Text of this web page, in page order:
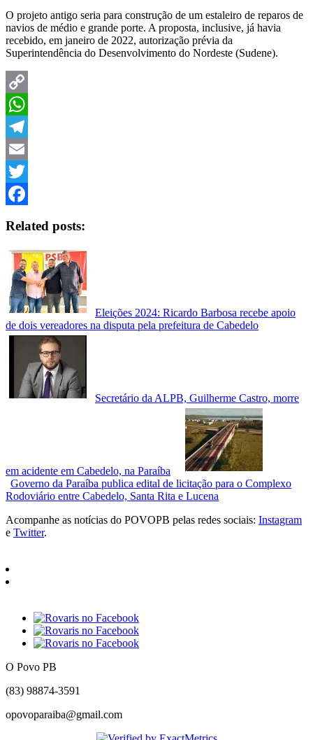
O projeto antigo seria para construção de um estaleiro de reparos de
navios de médio e grande porte. A proposta, inclusive, já havia
recebido, em janeiro de 2022, autorização prévia da
Superintendência do Desenvolvimento do Nordeste (Sudene).
Copy
Link
WhatsApp
Telegram
Email
Twitter
Related posts:
Eleições 2024: Ricardo Barbosa recebe apoio
de dois vereadores na disputa pela prefeitura de Cabedelo
Secretário da ALPB, Guilherme Castro, morre
em acidente em Cabedelo, na Paraíba
Governo da Paraíba publica edital de licitação para o Complexo
Rodoviário entre Cabedelo, Santa Rita e Lucena
Acompanhe as notícias do POVOPB pelas redes sociais: Instagram
e Twitter.
O Povo PB
(83) 98874-3591
opovoparaiba@gmail.com